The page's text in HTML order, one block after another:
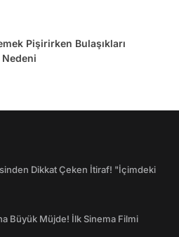
Pişirirken Bulaşıkları
Nedeni
Dikkat Çeken İtiraf! "İçimdeki
Büyük Müjde! İlk Sinema Filmi